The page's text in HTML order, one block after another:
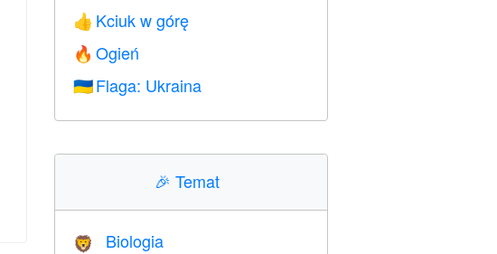
👍 Kciuk w górę
🔥 Ogień
🇺🇦 Flaga: Ukraina
🎉 Temat
🦁 Biologia